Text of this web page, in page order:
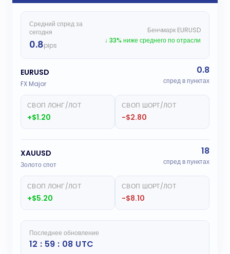
Средний спред за
сегодня
0.8pips
Бенчмарк EURUSD
↓ 33% ниже среднего по отрасли
EURUSD
FX Major
0.8
спред в пунктах
СВОП ЛОНГ/ЛОТ
+$1.20
СВОП ШОРТ/ЛОТ
-$2.80
XAUUSD
Золото спот
18
спред в пунктах
СВОП ЛОНГ/ЛОТ
+$5.20
СВОП ШОРТ/ЛОТ
-$8.10
Последнее обновление
12 : 59 : 08 UTC